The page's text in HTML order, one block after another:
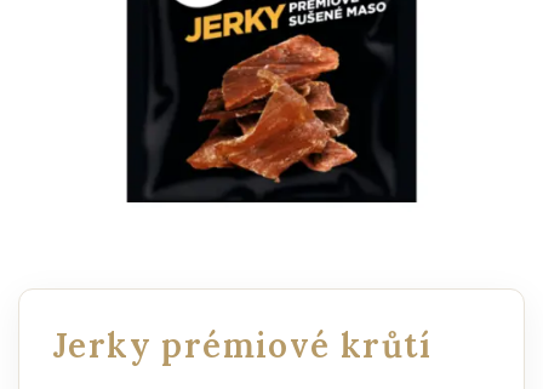
Jerky prémiové krůtí